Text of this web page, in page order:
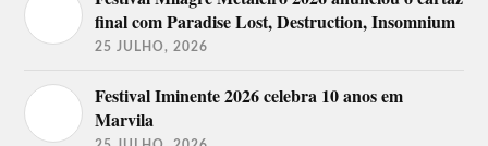
final com Paradise Lost, Destruction, Insomnium
25 JULHO, 2026
Festival Iminente 2026 celebra 10 anos em
Marvila